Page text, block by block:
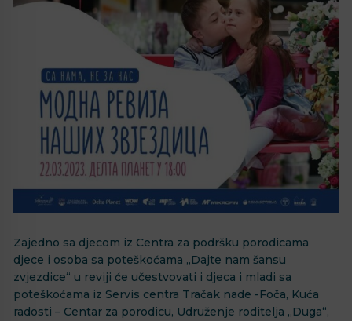
Zajedno sa djecom iz Centra za podršku porodicama
djece i osoba sa poteškoćama „Dajte nam šansu
zvjezdice“ u reviji će učestvovati i djeca i mladi sa
poteškoćama iz Servis centra Tračak nade -Foča, Kuća
radosti – Centar za porodicu, Udruženje roditelja „Duga“,